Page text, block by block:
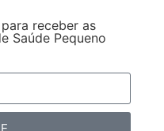
receber as
Saúde Pequeno